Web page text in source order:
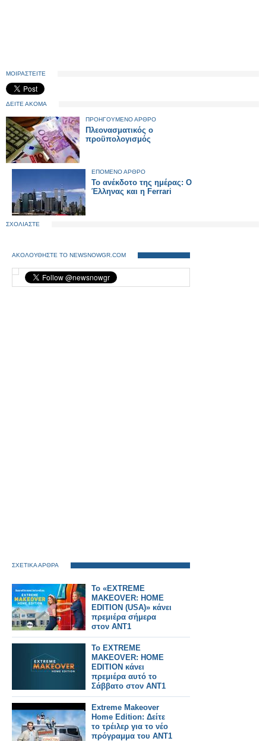
ΜΟΙΡΑΣΤΕΙΤΕ
ΔΕΙΤΕ ΑΚΟΜΑ
ΠΡΟΗΓΟΥΜΕΝΟ ΑΡΘΡΟ
Πλεονασματικός ο
προϋπολογισμός
ΕΠΟΜΕΝΟ ΑΡΘΡΟ
Το ανέκδοτο της ημέρας: Ο
Έλληνας και η Ferrari
ΣΧΟΛΙΑΣΤΕ
ΑΚΟΛΟΥΘΗΣΤΕ ΤΟ NEWSNOWGR.COM
ΣΧΕΤΙΚΑ ΑΡΘΡΑ
Το «EXTREME
MAKEOVER: HOME
EDITION (USA)» κάνει
πρεμιέρα σήμερα
στον ΑΝΤ1
Το EXTREME
MAKEOVER: HOME
EDITION κάνει
πρεμιέρα αυτό το
Σάββατο στον ΑΝΤ1
Extreme Makeover
Home Edition: Δείτε
το τρέιλερ για το νέο
πρόγραμμα του ΑΝΤ1